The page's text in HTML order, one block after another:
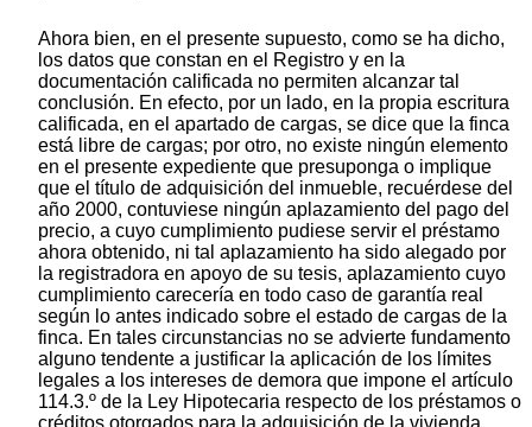
Ahora bien, en el presente supuesto, como se ha dicho,
los datos que constan en el Registro y en la
documentación calificada no permiten alcanzar tal
conclusión. En efecto, por un lado, en la propia escritura
calificada, en el apartado de cargas, se dice que la finca
está libre de cargas; por otro, no existe ningún elemento
en el presente expediente que presuponga o implique
que el título de adquisición del inmueble, recuérdese del
año 2000, contuviese ningún aplazamiento del pago del
precio, a cuyo cumplimiento pudiese servir el préstamo
ahora obtenido, ni tal aplazamiento ha sido alegado por
la registradora en apoyo de su tesis, aplazamiento cuyo
cumplimiento carecería en todo caso de garantía real
según lo antes indicado sobre el estado de cargas de la
finca. En tales circunstancias no se advierte fundamento
alguno tendente a justificar la aplicación de los límites
legales a los intereses de demora que impone el artículo
114.3.º de la Ley Hipotecaria respecto de los préstamos o
créditos otorgados para la adquisición de la vivienda